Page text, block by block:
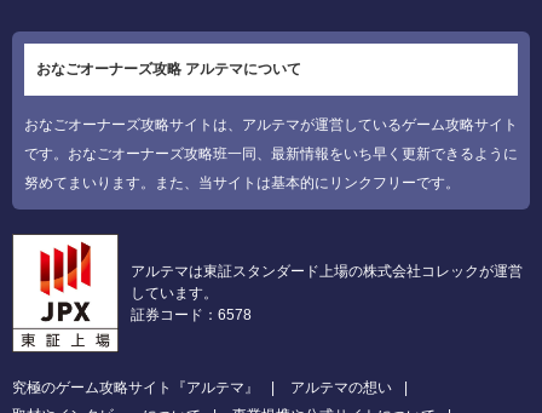
おなごオーナーズ攻略 アルテマについて
おなごオーナーズ攻略サイトは、アルテマが運営しているゲーム攻略サイト
です。おなごオーナーズ攻略班一同、最新情報をいち早く更新できるように
努めてまいります。また、当サイトは基本的にリンクフリーです。
アルテマは東証スタンダード上場の株式会社コレックが運営
しています。
証券コード：6578
究極のゲーム攻略サイト『アルテマ』
アルテマの想い